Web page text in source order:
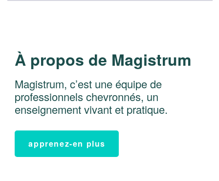
À propos de Magistrum
Magistrum, c’est une équipe de
professionnels chevronnés, un
enseignement vivant et pratique.
apprenez-en plus